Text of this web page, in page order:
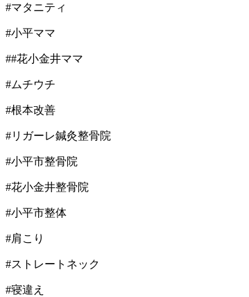
#マタニティ
#小平ママ
##花小金井ママ
#ムチウチ
#根本改善
#リガーレ鍼灸整骨院
#小平市整骨院
#花小金井整骨院
#小平市整体
#肩こり
#ストレートネック
#寝違え